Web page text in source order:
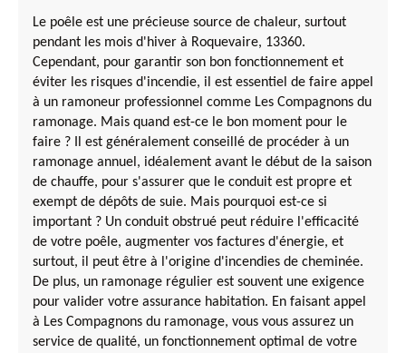
Le poêle est une précieuse source de chaleur, surtout
pendant les mois d'hiver à Roquevaire, 13360.
Cependant, pour garantir son bon fonctionnement et
éviter les risques d'incendie, il est essentiel de faire appel
à un ramoneur professionnel comme Les Compagnons du
ramonage. Mais quand est-ce le bon moment pour le
faire ? Il est généralement conseillé de procéder à un
ramonage annuel, idéalement avant le début de la saison
de chauffe, pour s'assurer que le conduit est propre et
exempt de dépôts de suie. Mais pourquoi est-ce si
important ? Un conduit obstrué peut réduire l'efficacité
de votre poêle, augmenter vos factures d'énergie, et
surtout, il peut être à l'origine d'incendies de cheminée.
De plus, un ramonage régulier est souvent une exigence
pour valider votre assurance habitation. En faisant appel
à Les Compagnons du ramonage, vous vous assurez un
service de qualité, un fonctionnement optimal de votre